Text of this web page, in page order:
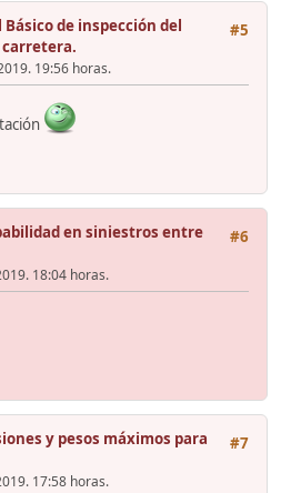
#5
Básico de inspección del
carretera.
19:56 horas.
#6
en siniestros entre
18:04 horas.
#7
y pesos máximos para
17:58 horas.